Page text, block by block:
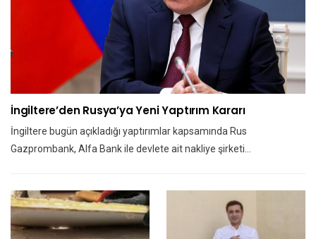
İngiltere’den Rusya’ya Yeni Yaptırım Kararı
İngiltere bugün açıkladığı yaptırımlar kapsamında Rus
Gazprombank, Alfa Bank ile devlete ait nakliye şirketi…